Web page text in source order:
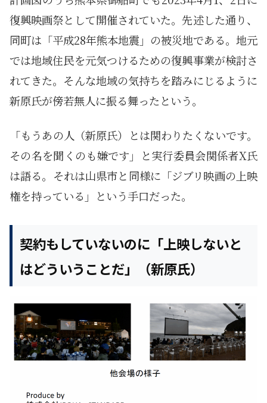
復興映画祭として開催されていた。先述した通り、
同町は「平成28年熊本地震」の被災地である。地元
では地域住民を元気つけるための復興事業が検討さ
れてきた。そんな地域の気持ちを踏みにじるように
新原氏が傍若無人に振る舞ったという。
「もうあの人（新原氏）とは関わりたくないです。
その名を聞くのも嫌です」と実行委員会関係者X氏
は語る。それは山県市と同様に「ジブリ映画の上映
権を持っている」という手口だった。
契約もしていないのに「上映しないと
はどういうことだ」（新原氏）